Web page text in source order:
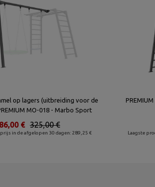
op lagers (uitbreiding voor de
MO-018 - Marbo Sport
in de afgelopen 30 dagen: 289,25 €
325,00 €
€
Laagste